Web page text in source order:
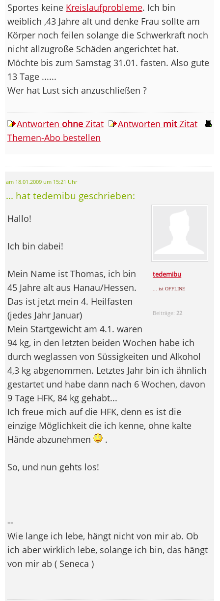
Sportes keine Kreislaufprobleme. Ich bin
weiblich ,43 Jahre alt und denke Frau sollte am
Körper noch feilen solange die Schwerkraft noch
nicht allzugroße Schäden angerichtet hat.
Möchte bis zum Samstag 31.01. fasten. Also gute
13 Tage ......
Wer hat Lust sich anzuschließen ?
Antworten ohne Zitat Antworten mitZitat
Themen-Abo bestellen
am 18.01.2009 um 15:21 Uhr
... hat tedemibu geschrieben:
tedemibu
... ist OFFLINE
Beiträge: 22
Hallo!
Ich bin dabei!
Mein Name ist Thomas, ich bin
45 Jahre alt aus Hanau/Hessen.
Das ist jetzt mein 4. Heilfasten
(jedes Jahr Januar)
Mein Startgewicht am 4.1. waren
94 kg, in den letzten beiden Wochen habe ich
durch weglassen von Süssigkeiten und Alkohol
4,3 kg abgenommen. Letztes Jahr bin ich ähnlich
gestartet und habe dann nach 6 Wochen, davon
9 Tage HFK, 84 kg gehabt...
Ich freue mich auf die HFK, denn es ist die
einzige Möglichkeit die ich kenne, ohne kalte
Hände abzunehmen
.
So, und nun gehts los!
--
Wie lange ich lebe, hängt nicht von mir ab. Ob
ich aber wirklich lebe, solange ich bin, das hängt
von mir ab ( Seneca )